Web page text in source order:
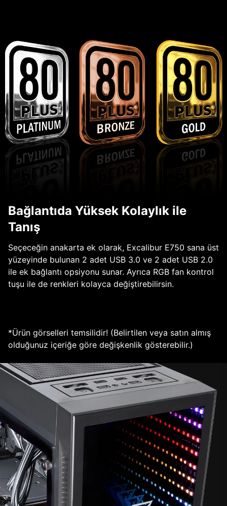
Bağlantıda Yüksek Kolaylık ile
Tanış
Seçeceğin anakarta ek olarak, Excalibur E750 sana üst
yüzeyinde bulunan 2 adet USB 3.0 ve 2 adet USB 2.0
ile ek bağlantı opsiyonu sunar. Ayrıca RGB fan kontrol
tuşu ile de renkleri kolayca değiştirebilirsin.
*Ürün görselleri temsilidir! (Belirtilen veya satın almış
olduğunuz içeriğe göre değişkenlik gösterebilir.)